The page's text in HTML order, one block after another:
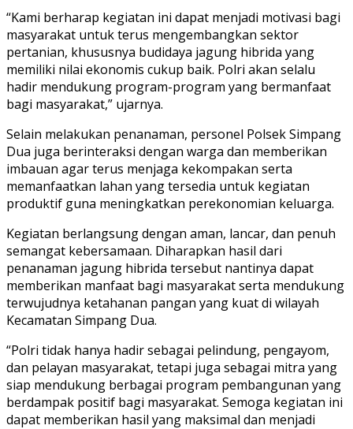
“Kami berharap kegiatan ini dapat menjadi motivasi bagi
masyarakat untuk terus mengembangkan sektor
pertanian, khususnya budidaya jagung hibrida yang
memiliki nilai ekonomis cukup baik. Polri akan selalu
hadir mendukung program-program yang bermanfaat
bagi masyarakat,” ujarnya.
Selain melakukan penanaman, personel Polsek Simpang
Dua juga berinteraksi dengan warga dan memberikan
imbauan agar terus menjaga kekompakan serta
memanfaatkan lahan yang tersedia untuk kegiatan
produktif guna meningkatkan perekonomian keluarga.
Kegiatan berlangsung dengan aman, lancar, dan penuh
semangat kebersamaan. Diharapkan hasil dari
penanaman jagung hibrida tersebut nantinya dapat
memberikan manfaat bagi masyarakat serta mendukung
terwujudnya ketahanan pangan yang kuat di wilayah
Kecamatan Simpang Dua.
“Polri tidak hanya hadir sebagai pelindung, pengayom,
dan pelayan masyarakat, tetapi juga sebagai mitra yang
siap mendukung berbagai program pembangunan yang
berdampak positif bagi masyarakat. Semoga kegiatan ini
dapat memberikan hasil yang maksimal dan menjadi